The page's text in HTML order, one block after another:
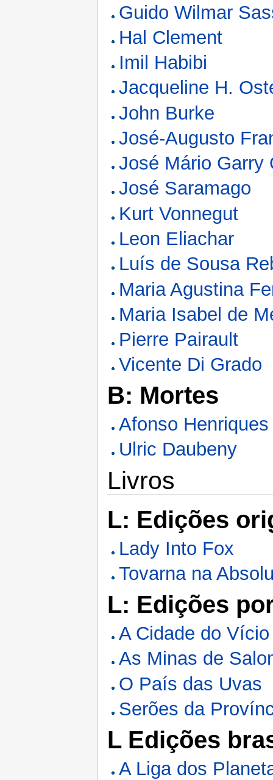
Guido Wilmar
Hal Clement
Imil Habibi
Jacqueline H.
John Burke
José-Augusto
José Mário Garry
José Saramago
Kurt Vonnegut
Leon Eliachar
Luís de Sousa
Maria Agustina
Maria Isabel de
Pierre Pairault
Vicente Di Grado
B: Mortes
Afonso
Ulric Daubeny
Livros
L: Edições
Lady Into Fox
Tovarna na
L: Edições
A Cidade do Vício
As Minas de
O País das Uvas
Serões da
L Edições
A Liga dos